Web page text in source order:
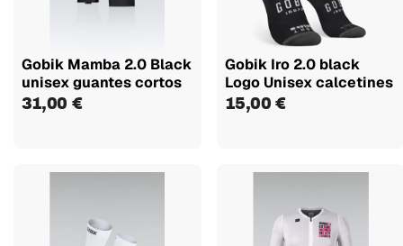
Gobik Mamba 2.0 Black
unisex guantes cortos
31,00 €
Gobik Iro 2.0 black
Logo Unisex calcetines
15,00 €